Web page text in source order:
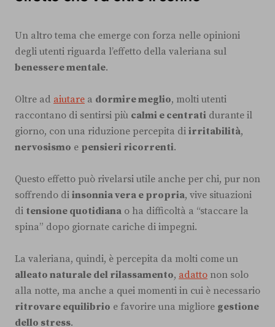
Un altro tema che emerge con forza nelle opinioni
degli utenti riguarda l’effetto della valeriana sul
benessere mentale.
Oltre ad aiutare a dormire meglio, molti utenti
raccontano di sentirsi più calmi e centrati durante il
giorno, con una riduzione percepita di irritabilità,
nervosismo e pensieri ricorrenti.
Questo effetto può rivelarsi utile anche per chi, pur non
soffrendo di insonnia vera e propria, vive situazioni
di tensione quotidiana o ha difficoltà a “staccare la
spina” dopo giornate cariche di impegni.
La valeriana, quindi, è percepita da molti come un
alleato naturale del rilassamento, adatto non solo
alla notte, ma anche a quei momenti in cui è necessario
ritrovare equilibrio e favorire una migliore gestione
dello stress.